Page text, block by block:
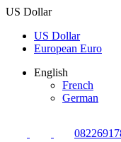
US Dollar
US Dollar
European Euro
English
French
German